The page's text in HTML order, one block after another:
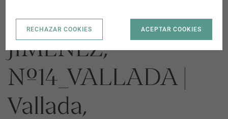
C/ JUAN RAMON
JIMENEZ,
Nº14_VALLADA |
Vallada,
RECHAZAR COOKIES ACEPTAR COOKIES